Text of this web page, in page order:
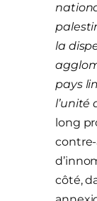
la
pays
l’unité
long
contre-
côté,